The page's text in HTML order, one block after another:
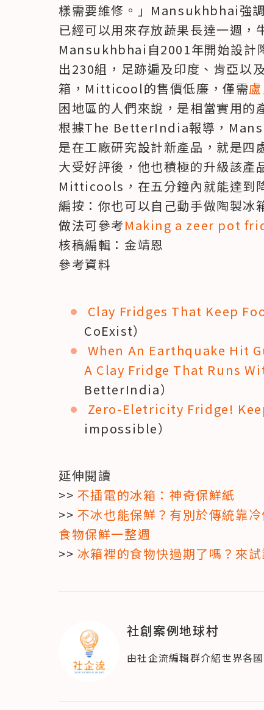
樣需要維修。」Mansukhbhai強
已經可以用來存放蔬果長達一週，
Mansukhbhai自2001年開始設計
出230組，足跡遍及印度、肯亞以
箱，Mitticool的售價低廉，僅需
困地區的人們來說，是相當實用的
根據The BetterIndia報導，
是在工廠研究設計新產品，就是
大受好評後，他也積極的升級該
Mitticools，在五分鐘內就能達到
編按：你也可以自己動手做陶製冰
做法可參考Making a zeer pot
核稿編輯：金靖恩
參考資料
Clay Fridges That Keep
CoExist）
When An Earthquake Hit
A Clay Fridge That Runs
BetterIndia）
Zero-Eletricity Fridge!
impossible）
延伸閱讀
>> 不插電的冰箱：神奇保鮮紙
>> 不冰也能保鮮？有別於傳統靠
食物保鮮一整週
>> 冰箱裡的食物快過期了嗎？來
社創案例地球村
由社企流編輯群介紹世界各